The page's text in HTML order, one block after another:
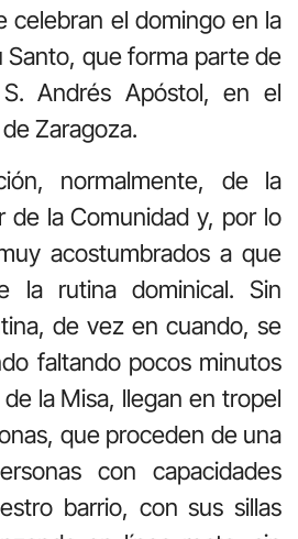
celebran el domingo en la
Santo, que forma parte de
Andrés Apóstol, en el
Zaragoza.
normalmente, de la
de la Comunidad y, por lo
acostumbrados a que
la rutina dominical. Sin
de vez en cuando, se
faltando pocos minutos
la Misa, llegan en tropel
que proceden de una
con capacidades
barrio, con sus sillas